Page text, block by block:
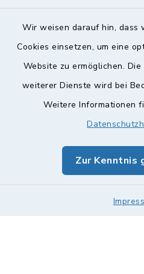
Wir weisen darauf hin, dass
Cookies einsetzen, um eine
Website zu ermöglichen.
weiterer Dienste wird bei
Weitere Informationen
Zur Kenntnis